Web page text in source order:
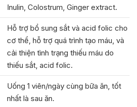
Inulin, Colostrum, Ginger extract.
Hỗ trợ bổ sung sắt và acid folic cho
cơ thể, hỗ trợ quá trình tạo máu, và
cải thiện tình trạng thiếu máu do
thiếu sắt, acid folic.
Uống 1 viên/ngày cùng bữa ăn, tốt
nhất là sau ăn.